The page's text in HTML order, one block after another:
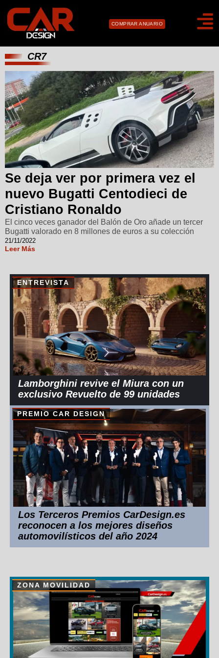
COMPRAR ANUARIO
CR7
Se deja ver por primera vez el
nuevo Bugatti Centodieci de
Cristiano Ronaldo
El cinco veces ganador del Balón de Oro añade un tercer
Bugatti valorado en 8 millones de euros a su colección
21/11/2022
Leer Más
ENTREVISTA
Lamborghini revive el Miura con un
exclusivo Revuelto de 99 unidades
PREMIO CAR DESIGN
Los Terceros Premios CarDesign.es
reconocen a los mejores diseños
automovilísticos del año 2024
ZONA MOVILIDAD